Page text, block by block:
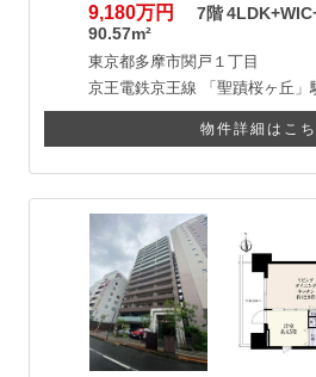
9,180万円 7階
90.57m²
東京都多摩市関戸１丁目
京王電鉄京王線
「聖蹟桜ヶ丘
物件詳細はこち